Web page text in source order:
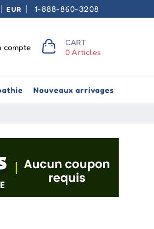
EUR 1-888-860-3208
compte
CART
0 Articles
Nouveaux arrivages